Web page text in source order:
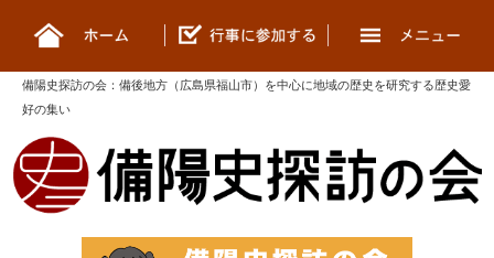
備陽史探訪の会 ： 備後地方（広島県福山市）を中心に地域の歴史を研究する歴史愛
好の集い